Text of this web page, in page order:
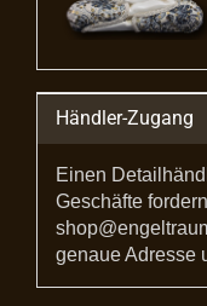
Händler-Zugang
Einen
Geschäfte
genaue Adresse